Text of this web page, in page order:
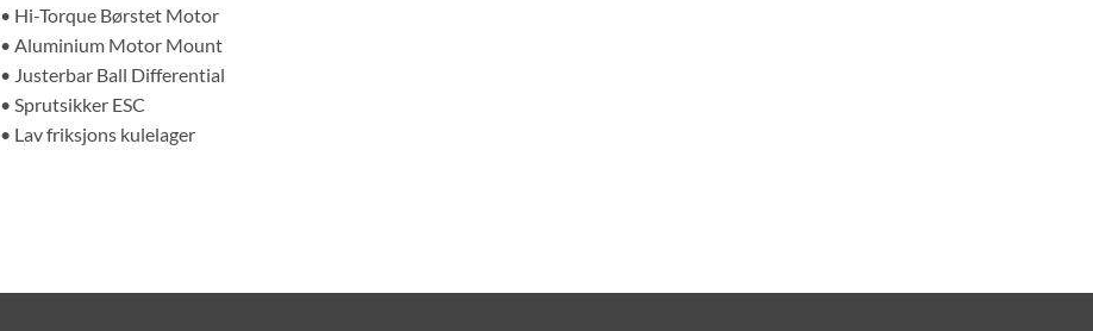
• Hi-Torque Børstet Motor
• Aluminium Motor Mount
• Justerbar Ball Differential
• Sprutsikker ESC
• Lav friksjons kulelager